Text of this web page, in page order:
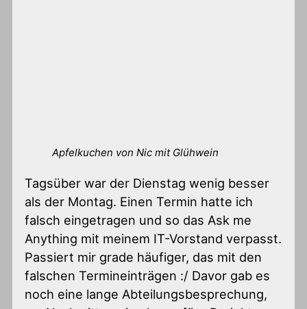
Apfelkuchen von Nic mit Glühwein
Tagsüber war der Dienstag wenig besser
als der Montag. Einen Termin hatte ich
falsch eingetragen und so das Ask me
Anything mit meinem IT-Vorstand verpasst.
Passiert mir grade häufiger, das mit den
falschen Termineinträgen :/ Davor gab es
noch eine lange Abteilungsbesprechung,